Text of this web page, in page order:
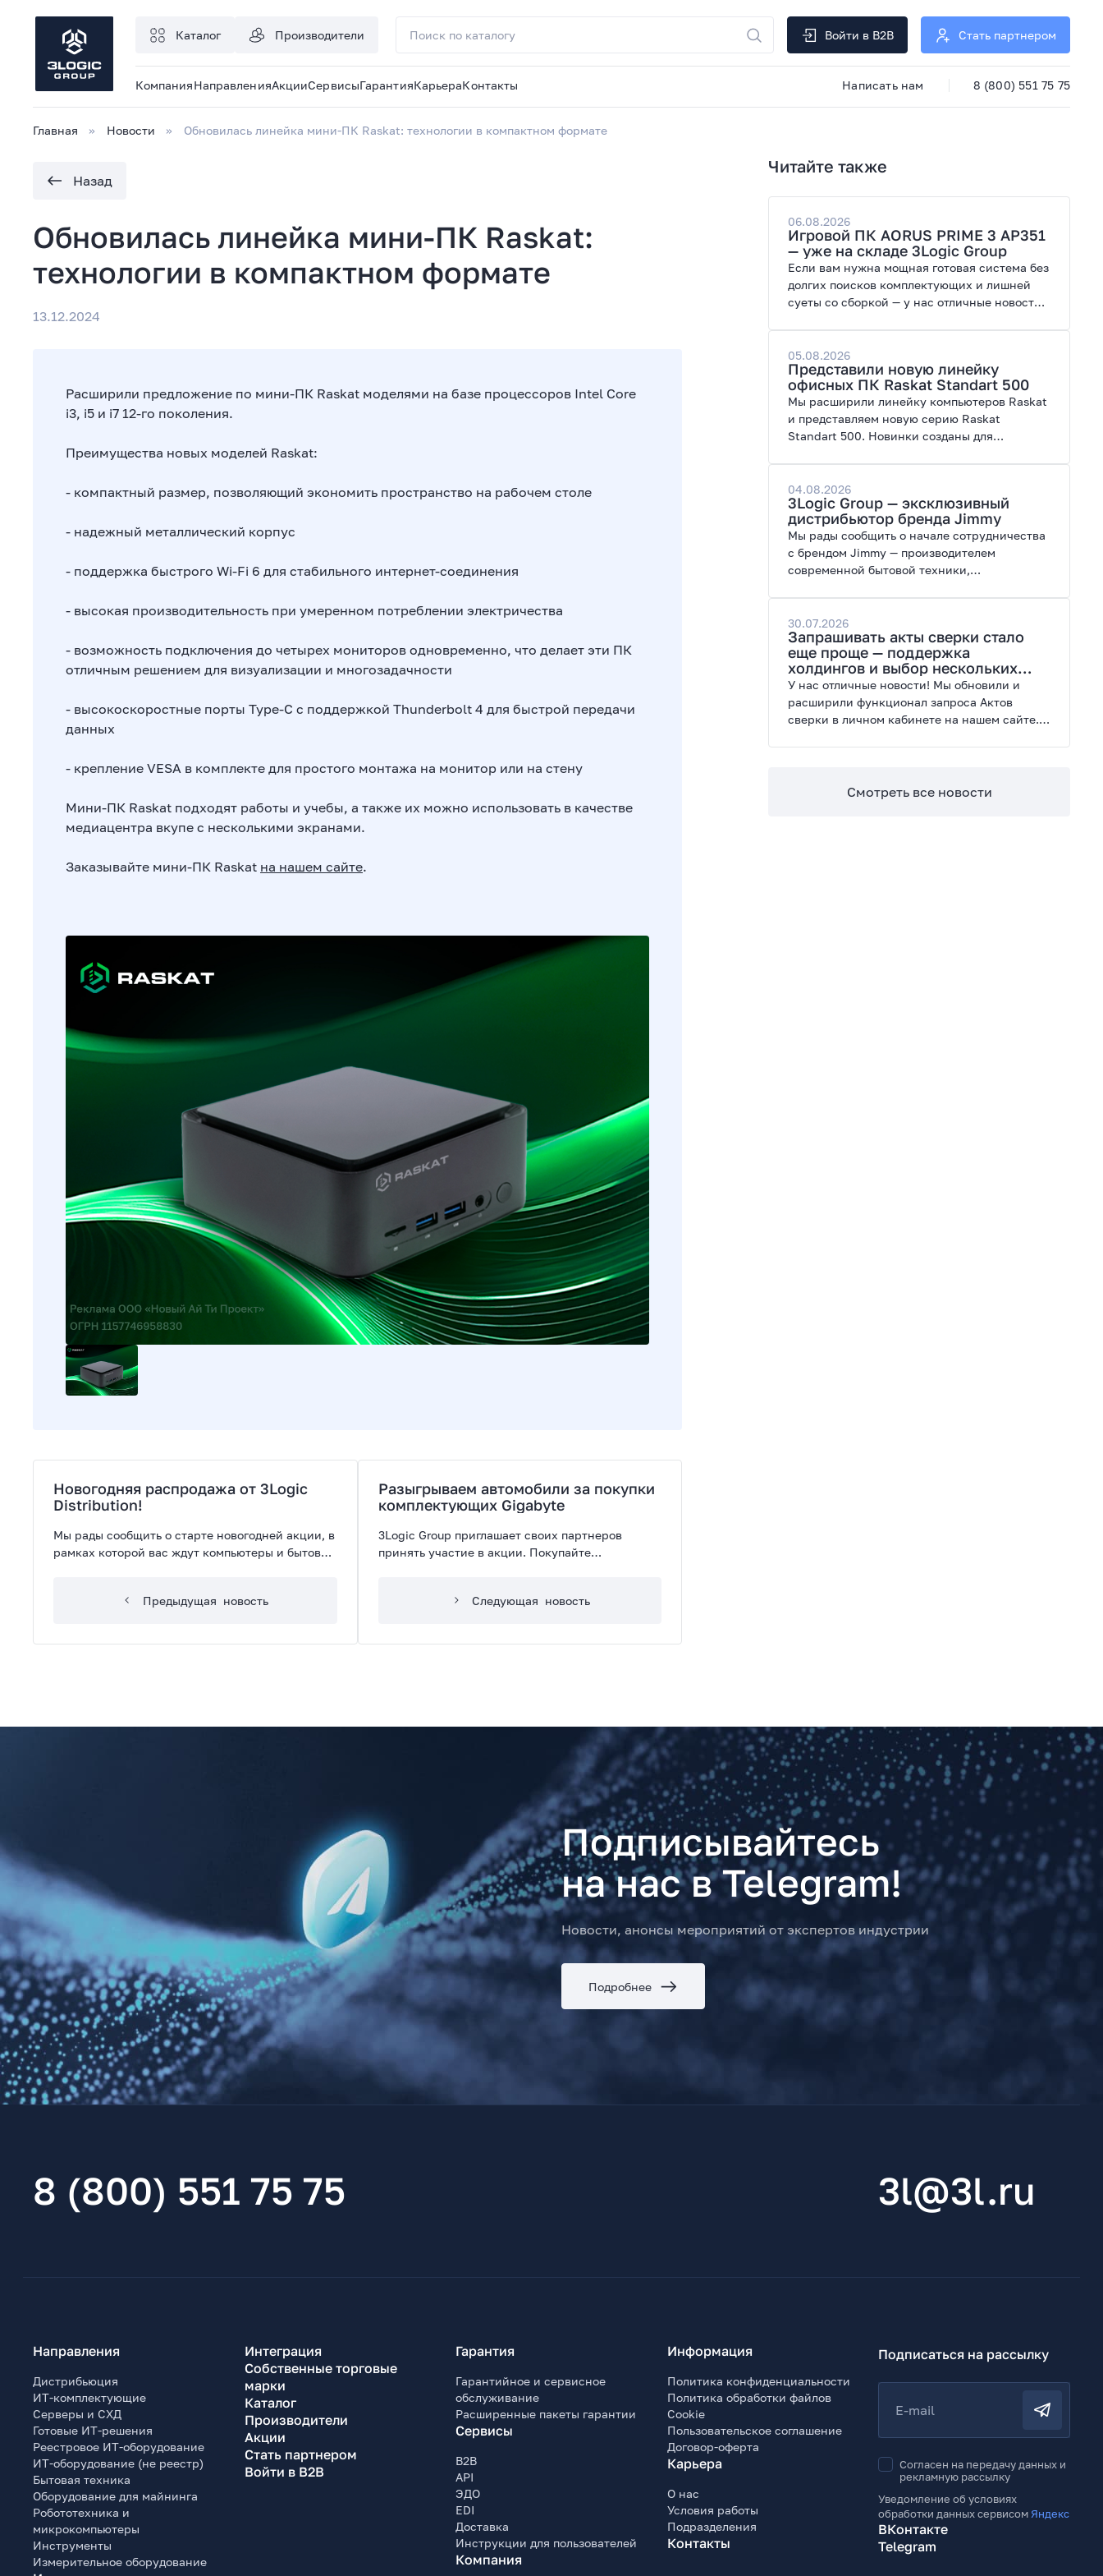
Каталог Производители Войти в B2B Стать партнером
КомпанияНаправленияАкцииСервисыГарантияКарьераКонтакты Написать нам 8 (800) 551 75 75
Главная Новости Обновилась линейка мини-ПК Raskat: технологии в компактном формате
Назад
Обновилась линейка мини-ПК Raskat:
технологии в компактном формате
13.12.2024
Расширили предложение по мини-ПК Raskat моделями на базе процессоров Intel Core
i3, i5 и i7 12-го поколения.
Преимущества новых моделей Raskat:
- компактный размер, позволяющий экономить пространство на рабочем столе
- надежный металлический корпус
- поддержка быстрого Wi-Fi 6 для стабильного интернет-соединения
- высокая производительность при умеренном потреблении электричества
- возможность подключения до четырех мониторов одновременно, что делает эти ПК
отличным решением для визуализации и многозадачности
- высокоскоростные порты Type-C с поддержкой Thunderbolt 4 для быстрой передачи
данных
- крепление VESA в комплекте для простого монтажа на монитор или на стену
Мини-ПК Raskat подходят работы и учебы, а также их можно использовать в качестве
медиацентра вкупе с несколькими экранами.
Заказывайте мини-ПК Raskat на нашем сайте.
Новогодняя распродажа от 3Logic
Distribution!
Мы рады сообщить о старте новогодней акции, в
рамках которой вас ждут компьютеры и бытовая
Предыдущая новость
Разыгрываем автомобили за покупки
комплектующих Gigabyte
3Logic Group приглашает своих партнеров
принять участие в акции. Покупайте
Следующая новость
Читайте также
06.08.2026
Игровой ПК AORUS PRIME 3 AP351
— уже на складе 3Logic Group
Если вам нужна мощная готовая система без
долгих поисков комплектующих и лишней
суеты со сборкой — у нас отличные новости.
графических нагрузок, современных игр и
работы с нейросетями.
05.08.2026
Представили новую линейку
офисных ПК Raskat Standart 500
Мы расширили линейку компьютеров Raskat
и представляем новую серию Raskat
Standart 500. Новинки созданы для
энергоэффективность и широкие
возможности модернизации.
04.08.2026
3Logic Group — эксклюзивный
дистрибьютор бренда Jimmy
Мы рады сообщить о начале сотрудничества
с брендом Jimmy — производителем
современной бытовой техники,
30.07.2026
Запрашивать акты сверки стало
еще проще — поддержка
холдингов и выбор нескольких
периодов
У нас отличные новости! Мы обновили и
расширили функционал запроса Актов
сверки в личном кабинете на нашем сайте.
Смотреть все новости
Подписывайтесь
на нас в Telegram!
Новости, анонсы мероприятий от экспертов индустрии
Подробнее
8 (800) 551 75 75 3l@3l.ru
Направления
Дистрибьюция
ИТ-комплектующие
Серверы и СХД
Готовые ИТ-решения
Реестровое ИТ-оборудование
ИТ-оборудование (не реестр)
Бытовая техника
Оборудование для майнинга
Робототехника и
микрокомпьютеры
Инструменты
Измерительное оборудование
Интеграция
Собственные торговые
марки
Каталог
Производители
Акции
Стать партнером
Войти в B2B
Гарантия
Гарантийное и сервисное
обслуживание
Расширенные пакеты гарантии
Сервисы
B2B
API
ЭДО
EDI
Доставка
Инструкции для пользователей
Компания
Информация
Политика конфиденциальности
Политика обработки файлов
Cookie
Пользовательское соглашение
Договор-оферта
Карьера
О нас
Условия работы
Подразделения
Контакты
Подписаться на рассылку
E-mail
Согласен на передачу данных и
рекламную рассылку
Уведомление об условиях
обработки данных сервисом Яндекс
ВКонтакте
Telegram